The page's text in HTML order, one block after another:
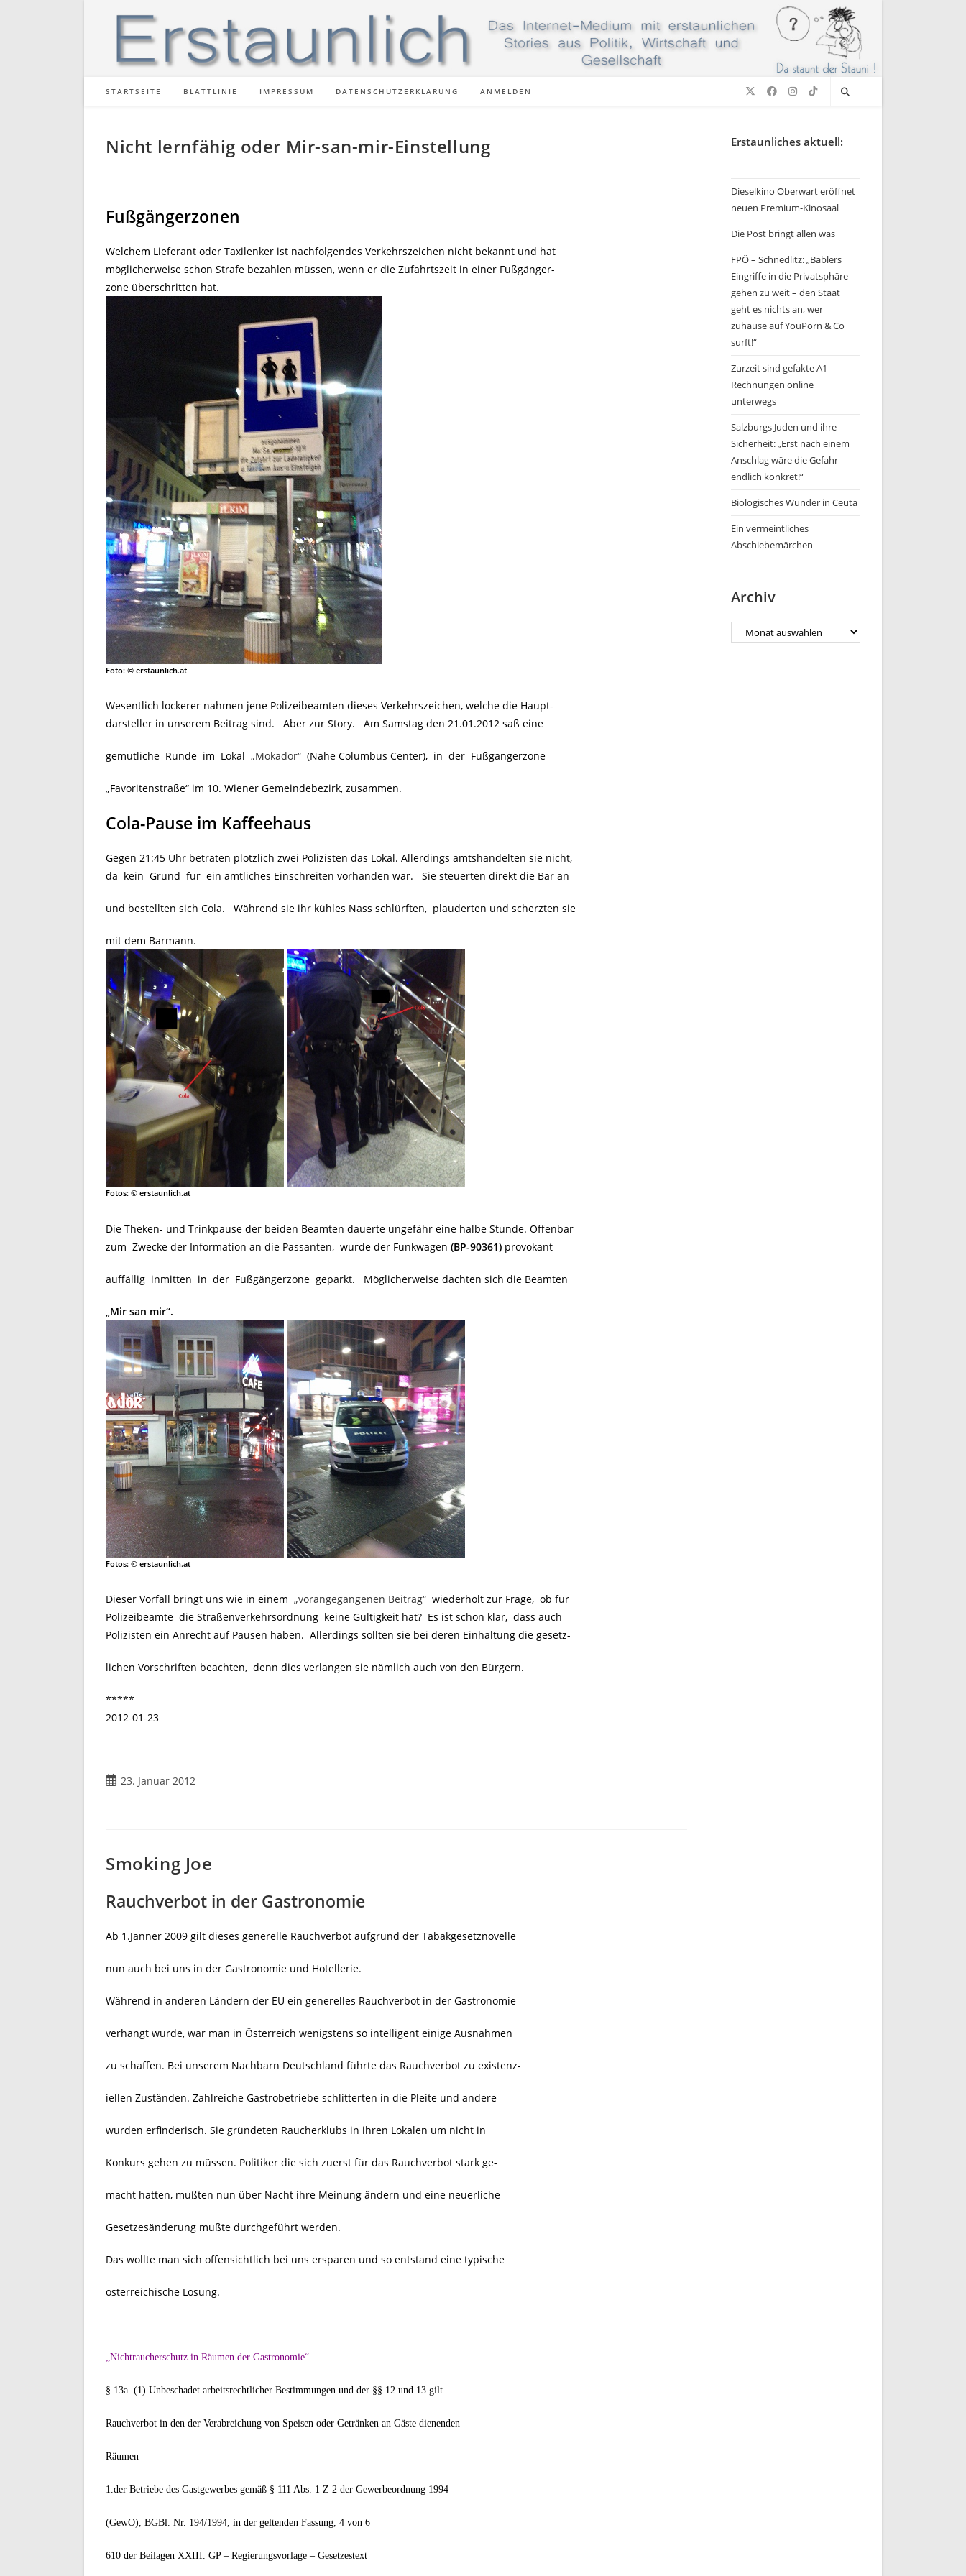
STARTSEITE BLATTLINIE IMPRESSUM DATENSCHUTZERKLÄRUNG ANMELDEN
Nicht lernfähig oder Mir-san-mir-Einstellung
Fußgängerzonen
Welchem Lieferant oder Taxilenker ist nachfolgendes Verkehrszeichen nicht bekannt und hat
möglicherweise schon Strafe bezahlen müssen, wenn er die Zufahrtszeit in einer Fußgänger-
zone überschritten hat.
Foto: © erstaunlich.at
Wesentlich lockerer nahmen jene Polizeibeamten dieses Verkehrszeichen, welche die Haupt-
darsteller in unserem Beitrag sind. Aber zur Story. Am Samstag den 21.01.2012 saß eine
gemütliche Runde im Lokal „Mokador“ (Nähe Columbus Center), in der Fußgängerzone
„Favoritenstraße“ im 10. Wiener Gemeindebezirk, zusammen.
Cola-Pause im Kaffeehaus
Gegen 21:45 Uhr betraten plötzlich zwei Polizisten das Lokal. Allerdings amtshandelten sie nicht,
da kein Grund für ein amtliches Einschreiten vorhanden war. Sie steuerten direkt die Bar an
und bestellten sich Cola. Während sie ihr kühles Nass schlürften, plauderten und scherzten sie
mit dem Barmann.
Fotos: © erstaunlich.at
Die Theken- und Trinkpause der beiden Beamten dauerte ungefähr eine halbe Stunde. Offenbar
zum Zwecke der Information an die Passanten, wurde der Funkwagen (BP-90361) provokant
auffällig inmitten in der Fußgängerzone geparkt. Möglicherweise dachten sich die Beamten
„Mir san mir“.
Fotos: © erstaunlich.at
Dieser Vorfall bringt uns wie in einem „vorangegangenen Beitrag“ wiederholt zur Frage, ob für
Polizeibeamte die Straßenverkehrsordnung keine Gültigkeit hat? Es ist schon klar, dass auch
Polizisten ein Anrecht auf Pausen haben. Allerdings sollten sie bei deren Einhaltung die gesetz-
lichen Vorschriften beachten, denn dies verlangen sie nämlich auch von den Bürgern.
*****
2012-01-23
Beitrag
23. Januar 2012
Smoking Joe
Rauchverbot in der Gastronomie
Ab 1.Jänner 2009 gilt dieses generelle Rauchverbot aufgrund der Tabakgesetznovelle
nun auch bei uns in der Gastronomie und Hotellerie.
Während in anderen Ländern der EU ein generelles Rauchverbot in der Gastronomie
verhängt wurde, war man in Österreich wenigstens so intelligent einige Ausnahmen
zu schaffen. Bei unserem Nachbarn Deutschland führte das Rauchverbot zu existenz-
iellen Zuständen. Zahlreiche Gastrobetriebe schlitterten in die Pleite und andere
wurden erfinderisch. Sie gründeten Raucherklubs in ihren Lokalen um nicht in
Konkurs gehen zu müssen. Politiker die sich zuerst für das Rauchverbot stark ge-
macht hatten, mußten nun über Nacht ihre Meinung ändern und eine neuerliche
Gesetzesänderung mußte durchgeführt werden.
Das wollte man sich offensichtlich bei uns ersparen und so entstand eine typische
österreichische Lösung.
„Nichtraucherschutz in Räumen der Gastronomie“
§ 13a. (1) Unbeschadet arbeitsrechtlicher Bestimmungen und der §§ 12 und 13 gilt
Rauchverbot in den der Verabreichung von Speisen oder Getränken an Gäste dienenden
Räumen
1.der Betriebe des Gastgewerbes gemäß § 111 Abs. 1 Z 2 der Gewerbeordnung 1994
(GewO), BGBl. Nr. 194/1994, in der geltenden Fassung, 4 von 6
610 der Beilagen XXIII. GP – Regierungsvorlage – Gesetzestext
Erstaunliches aktuell:
Dieselkino Oberwart eröffnet
neuen Premium-Kinosaal
Die Post bringt allen was
FPÖ – Schnedlitz: „Bablers
Eingriffe in die Privatsphäre
gehen zu weit – den Staat
geht es nichts an, wer
zuhause auf YouPorn & Co
surft!“
Zurzeit sind gefakte A1-
Rechnungen online
unterwegs
Salzburgs Juden und ihre
Sicherheit: „Erst nach einem
Anschlag wäre die Gefahr
endlich konkret!“
Biologisches Wunder in Ceuta
Ein vermeintliches
Abschiebemärchen
Archiv
Archiv